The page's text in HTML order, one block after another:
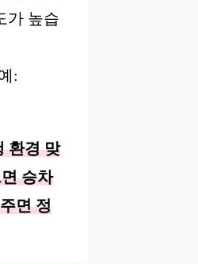
가 높습
:
환경 맞
승차
면 정